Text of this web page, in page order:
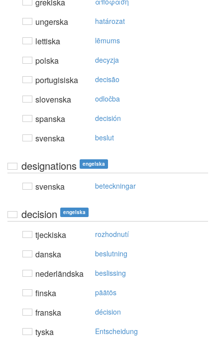
grekiska
ungerska határozat
lettiska lēmums
polska decyzja
portugisiska decisão
slovenska odločba
spanska decisión
svenska beslut
designations engelska
svenska beteckningar
decision engelska
tjeckiska rozhodnutí
danska beslutning
nederländska beslissing
finska päätös
franska décision
tyska Entscheidung